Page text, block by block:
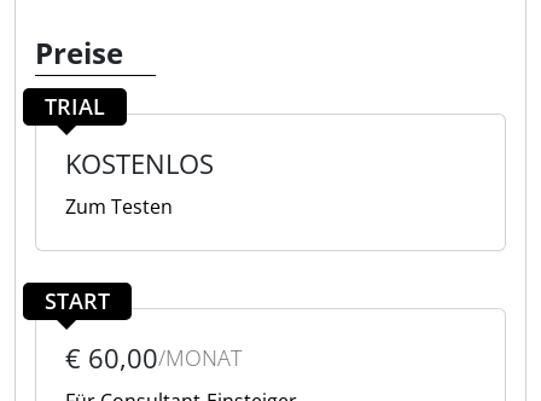
Preise
TRIAL
KOSTENLOS
Zum Testen
START
€ 60,00/MONAT